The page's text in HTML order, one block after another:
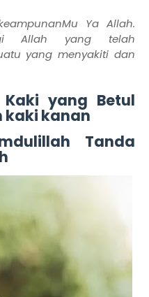
Ya Allah.
Allah yang telah
yang menyakiti dan
Kaki yang Betul
kaki kanan
Tanda